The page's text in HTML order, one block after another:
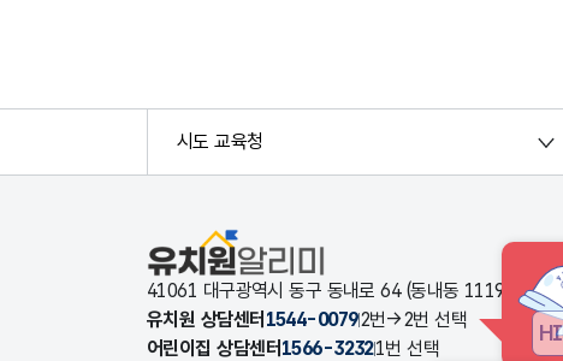
시도 교육청
유치원알리미
41061 대구광역시 동구 동내로 64 (동내동 1119번지)
유치원 상담센터 1544-00792번→2번 선택
어린이집 상담센터 1566-32321번 선택